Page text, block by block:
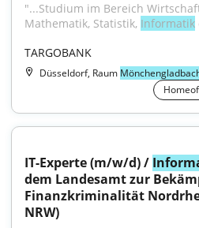
"...Studium im Bereich
Mathematik, Statistik, Informatik
TARGOBANK
Düsseldorf, Raum
IT-Experte (m/w/d) /
dem Landesamt zur
Finanzkriminalität
NRW)